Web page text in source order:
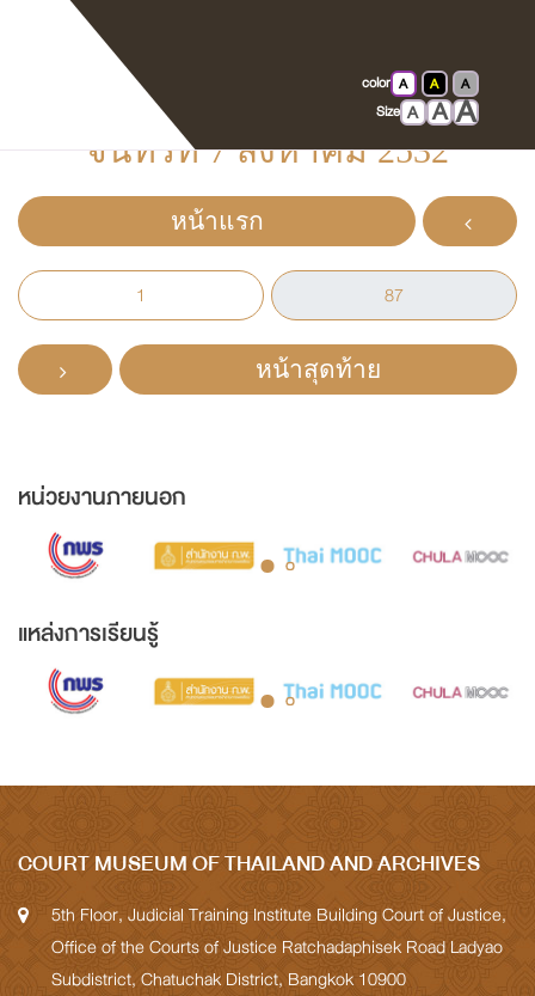
color A A
A
Size A A A
หนังสือที่ระลึกในพิธีเปิดที่ทำการ
ศาลแขวงพระโขนง ศาลแขวง
ดุสิต และศาลแขวงตลิ่งชัน วัน
จันทร์ที่ 7 สิงหาคม 2532
หน้าแรก
หน้าสุดท้าย
หน่วยงานภายนอก
แหล่งการเรียนรู้
COURT MUSEUM OF THAILAND AND ARCHIVES
5th Floor, Judicial Training Institute Building Court of Justice,
Office of the Courts of Justice Ratchadaphisek Road Ladyao
Subdistrict, Chatuchak District, Bangkok 10900